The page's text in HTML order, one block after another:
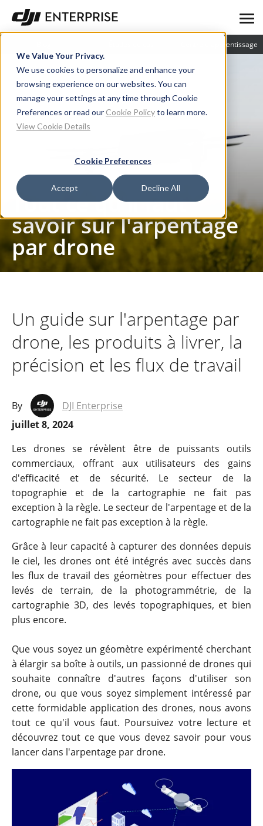
We Value Your Privacy.
We use cookies to personalize and enhance your
browsing experience on our websites. You can
manage your settings at any time through Cookie
Preferences or read our Cookie Policyto learn more.
View Cookie Details
Cookie Preferences
Accept Decline All
Centre d'apprentissage
Blog Tout ce qu'il faut savoir sur l'arpentage par drone
Tout ce qu'il faut
savoir sur l'arpentage
par drone
Un guide sur l'arpentage par
drone, les produits à livrer, la
précision et les flux de travail
By
DJI Enterprise
juillet 8, 2024
Les drones se révèlent être de puissants outils
commerciaux, offrant aux utilisateurs des gains
d'efficacité et de sécurité. Le secteur de la
topographie et de la cartographie ne fait pas
exception à la règle. Le secteur de l'arpentage et de la
cartographie ne fait pas exception à la règle.
Grâce à leur capacité à capturer des données depuis
le ciel, les drones ont été intégrés avec succès dans
les flux de travail des géomètres pour effectuer des
levés de terrain, de la photogrammétrie, de la
cartographie 3D, des levés topographiques, et bien
plus encore.
Que vous soyez un géomètre expérimenté cherchant
à élargir sa boîte à outils, un passionné de drones qui
souhaite connaître d'autres façons d'utiliser son
drone, ou que vous soyez simplement intéressé par
cette formidable application des drones, nous avons
tout ce qu'il vous faut. Poursuivez votre lecture et
découvrez tout ce que vous devez savoir pour vous
lancer dans l'arpentage par drone.